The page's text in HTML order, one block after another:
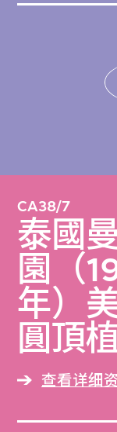
CA38/7
泰國
園（
年）
圓頂
查看详细